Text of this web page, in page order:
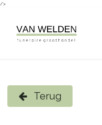
/>
Terug